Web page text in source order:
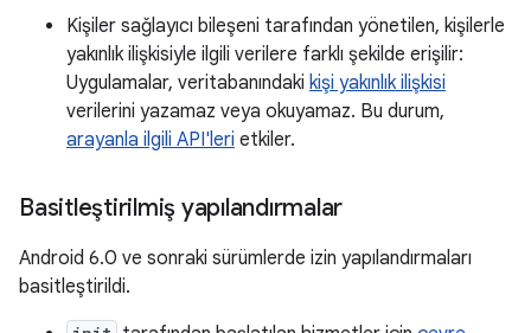
Kişiler sağlayıcı bileşeni tarafından yönetilen, kişilerle
yakınlık ilişkisiyle ilgili verilere farklı şekilde erişilir:
Uygulamalar, veritabanındaki kişi yakınlık ilişkisi
verilerini yazamaz veya okuyamaz. Bu durum,
arayanla ilgili API'leri etkiler.
Basitleştirilmiş yapılandırmalar
Android 6.0 ve sonraki sürümlerde izin yapılandırmaları
basitleştirildi.